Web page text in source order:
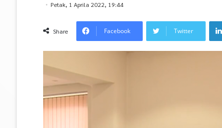
Petak, 1 Aprila 2022, 19:44
Share Facebook Twitter